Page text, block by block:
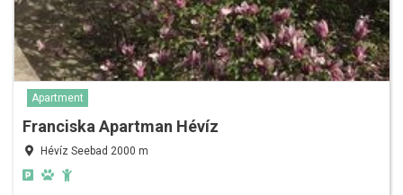
Apartment
Franciska Apartman Hévíz
Hévíz Seebad 2000 m